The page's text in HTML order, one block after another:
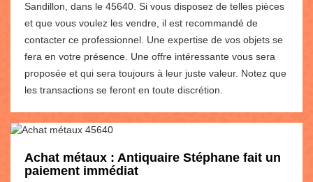
Sandillon, dans le 45640. Si vous disposez de telles pièces
et que vous voulez les vendre, il est recommandé de
contacter ce professionnel. Une expertise de vos objets se
fera en votre présence. Une offre intéressante vous sera
proposée et qui sera toujours à leur juste valeur. Notez que
les transactions se feront en toute discrétion.
Achat métaux : Antiquaire Stéphane fait un
paiement immédiat